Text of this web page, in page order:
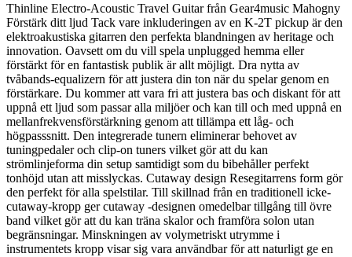
Thinline Electro-Acoustic Travel Guitar från Gear4music Mahogny
Förstärk ditt ljud Tack vare inkluderingen av en K-2T pickup är den
elektroakustiska gitarren den perfekta blandningen av heritage och
innovation. Oavsett om du vill spela unplugged hemma eller
förstärkt för en fantastisk publik är allt möjligt. Dra nytta av
tvåbands-equalizern för att justera din ton när du spelar genom en
förstärkare. Du kommer att vara fri att justera bas och diskant för att
uppnå ett ljud som passar alla miljöer och kan till och med uppnå en
mellanfrekvensförstärkning genom att tillämpa ett låg- och
högpasssnitt. Den integrerade tunern eliminerar behovet av
tuningpedaler och clip-on tuners vilket gör att du kan
strömlinjeforma din setup samtidigt som du bibehåller perfekt
tonhöjd utan att misslyckas. Cutaway design Resegitarrens form gör
den perfekt för alla spelstilar. Till skillnad från en traditionell icke-
cutaway-kropp ger cutaway -designen omedelbar tillgång till övre
band vilket gör att du kan träna skalor och framföra solon utan
begränsningar. Minskningen av volymetriskt utrymme i
instrumentets kropp visar sig vara användbar för att naturligt ge en